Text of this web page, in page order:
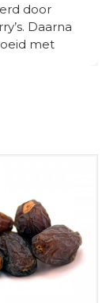
door
Daarna
met